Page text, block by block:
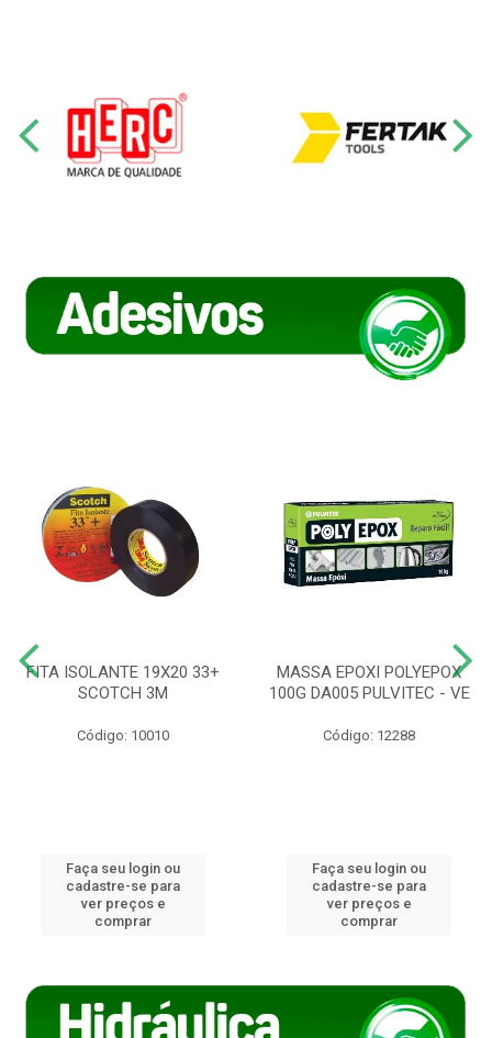
FITA ISOLANTE 19X20 33+
SCOTCH 3M
Código: 10010
Faça seu login ou
cadastre-se para
ver preços e
comprar
MASSA EPOXI POLYEPOX
100G DA005 PULVITEC - VE
Código: 12288
Faça seu login ou
cadastre-se para
ver preços e
comprar